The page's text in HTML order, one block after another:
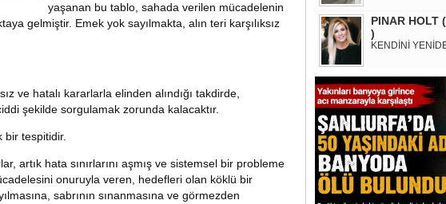
yaşanan bu tablo, sahada verilen mücadelenin
gelmiştir. Emek yok sayılmakta, alın teri karşılıksız
ve hatalı kararlarla elinden alındığı takdirde,
şekilde sorgulamak zorunda kalacaktır.
bir tespitidir.
artık hata sınırlarını aşmış ve sistemsel bir probleme
onuruyla veren, hedefleri olan köklü bir
sabrının sınanmasına ve görmezden
PINAR HOLT
)
KENDİNİ
MURAT
SMA
ŞART